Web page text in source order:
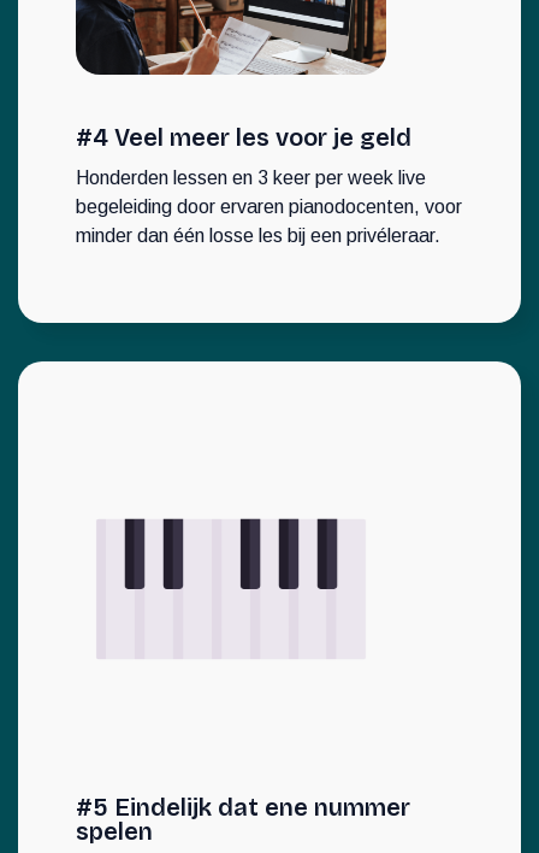
#4 Veel meer les voor je geld
Honderden lessen en 3 keer per week live
begeleiding door ervaren pianodocenten, voor
minder dan één losse les bij een privéleraar.
#5 Eindelijk dat ene nummer
spelen